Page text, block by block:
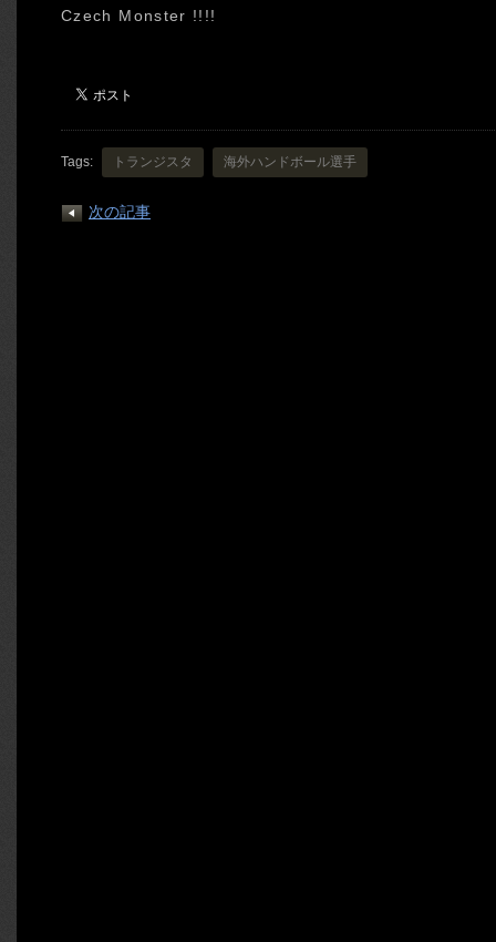
Czech Monster !!!!
Tags: トランジスタ 海外ハンドボール選手
次の記事